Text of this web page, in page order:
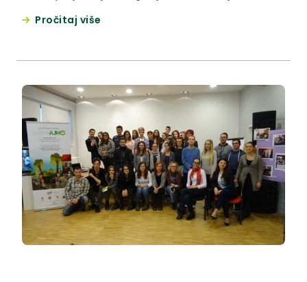
Pročitaj više